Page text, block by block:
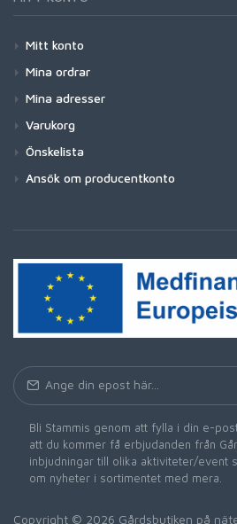
Mitt konto
Mina ordrar
Mina adresser
Varukorg
Önskelista
Ansök om producentkonto
Bli Stammis genom att fylla i din e-
att du kommer få erbjudanden från
inbjudningar till olika aktiviteter/event
om nyheter i sortimentet med mera.
Copyright © 2026 Gårdsbutiken på